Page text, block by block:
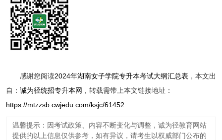
感谢您阅读2024年湖南女子学院专升本考试大纲汇总表，本文出
自： 诚为径统招专升本网 ，转载需带上本文链接地址：
https://mtzzsb.cwjedu.com/ksjc/61452
温馨提示：因考试政策、内容不断变化与调整，诚为径教育网站
提供的以上信息仅供参考，如有异议，请考生以权威部门公布的